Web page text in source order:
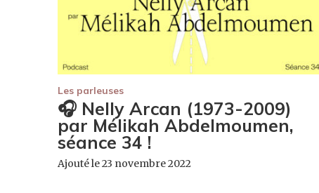
Les parleuses
🎧 Nelly Arcan (1973-2009)
par Mélikah Abdelmoumen,
séance 34 !
Ajouté le 23 novembre 2022